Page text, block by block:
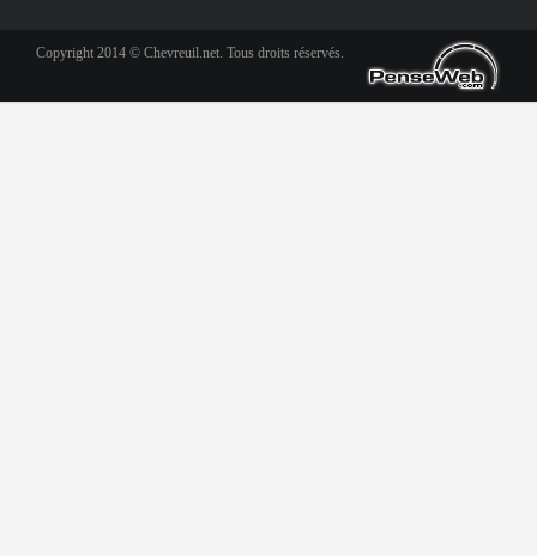
Copyright 2014 © Chevreuil.net. Tous droits réservés.